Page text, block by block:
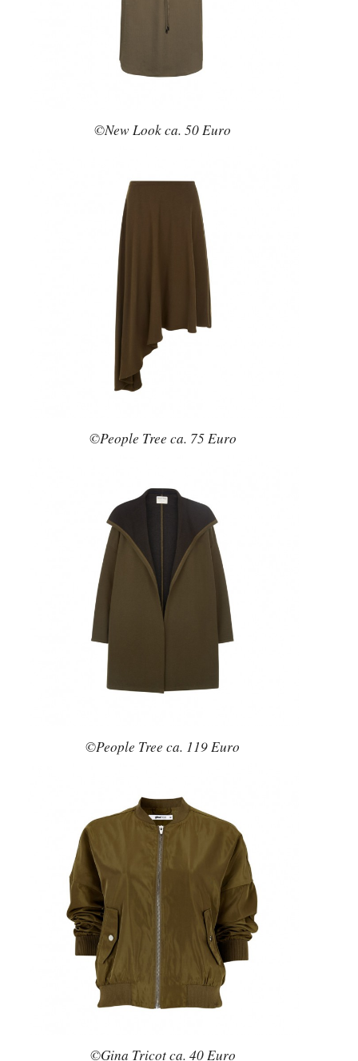
©New Look ca. 50 Euro
©People Tree ca. 75 Euro
©People Tree ca. 119 Euro
©Gina Tricot ca. 40 Euro